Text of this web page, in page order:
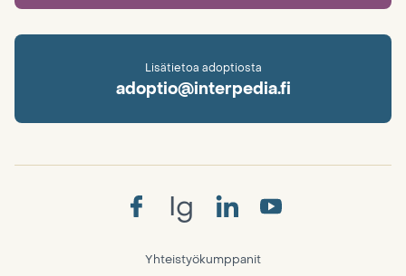
Lisätietoa adoptiosta
adoptio@interpedia.fi
Ig
Yhteistyökumppanit